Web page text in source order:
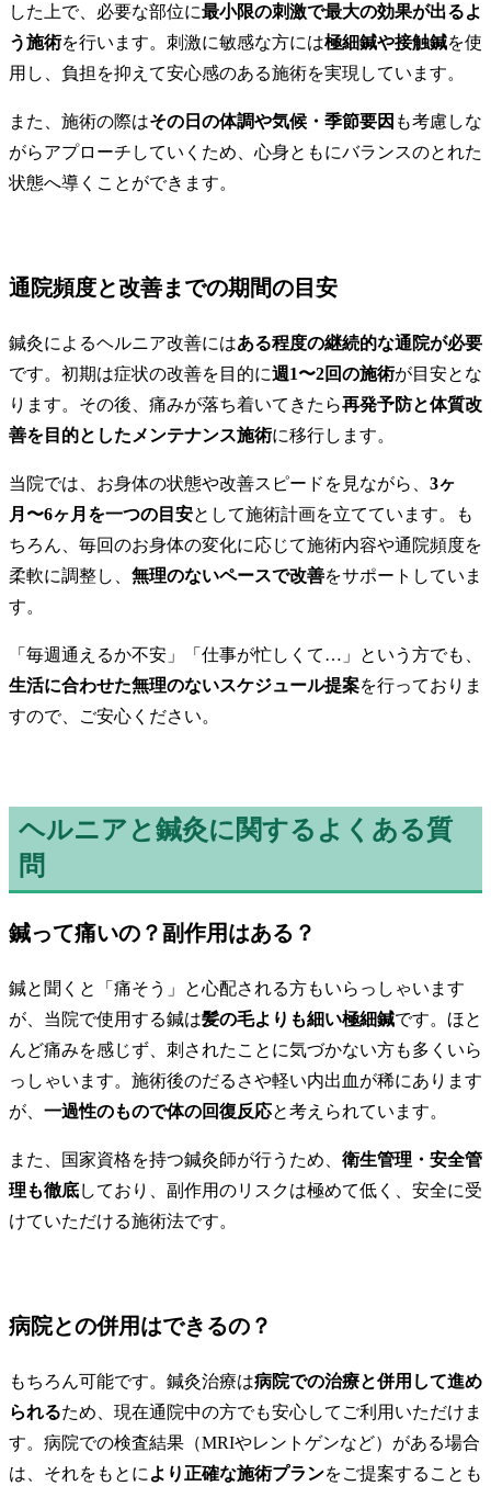
した上で、必要な部位に最小限の刺激で最大の効果が出るよ
う施術を行います。刺激に敏感な方には極細鍼や接触鍼を使
用し、負担を抑えて安心感のある施術を実現しています。
また、施術の際はその日の体調や気候・季節要因 も考慮しな
がらアプローチしていくため、心身ともにバランスのとれた
状態へ導くことができます。
通院頻度と改善までの期間の目安
鍼灸によるヘルニア改善にはある程度の継続的な通院が必要
です。初期は症状の改善を目的に週1〜2回の施術が目安とな
ります。その後、痛みが落ち着いてきたら再発予防と体質改
善を目的としたメンテナンス施術に移行します。
当院では、お身体の状態や改善スピードを見ながら、 3ヶ
月〜6ヶ月を一つの目安として施術計画を立てています。も
ちろん、毎回のお身体の変化に応じて施術内容や通院頻度を
柔軟に調整し、 無理のないペースで改善をサポートしていま
す。
「毎週通えるか不安」「仕事が忙しくて…」という方でも、
生活に合わせた無理のないスケジュール提案を行っておりま
すので、ご安心ください。
ヘルニアと鍼灸に関するよくある質
問
鍼って痛いの？副作用はある？
鍼と聞くと「痛そう」と心配される方もいらっしゃいます
が、当院で使用する鍼は髪の毛よりも細い極細鍼です。ほと
んど痛みを感じず、刺されたことに気づかない方も多くいら
っしゃいます。施術後のだるさや軽い内出血が稀にあります
が、 一過性のもので体の回復反応と考えられています。
また、国家資格を持つ鍼灸師が行うため、 衛生管理・安全管
理も徹底しており、副作用のリスクは極めて低く、安全に受
けていただける施術法です。
病院との併用はできるの？
もちろん可能です。鍼灸治療は病院での治療と併用して進め
られるため、現在通院中の方でも安心してご利用いただけま
す。病院での検査結果（MRIやレントゲンなど）がある場合
は、それをもとに より正確な施術プランをご提案することも